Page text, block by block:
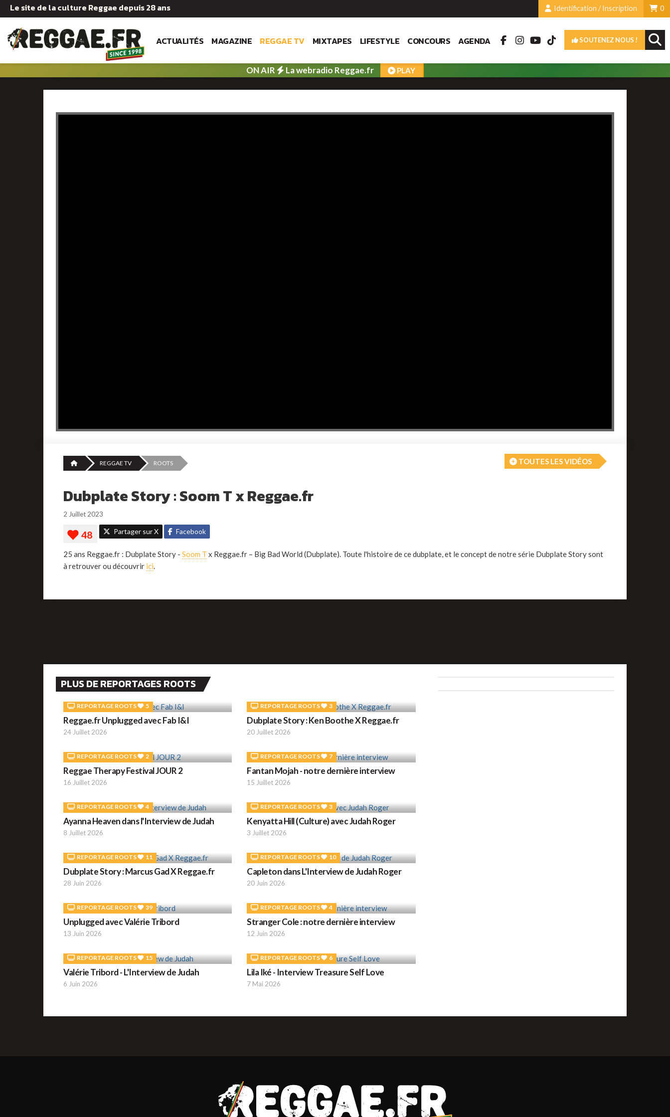
Le site de la culture Reggae depuis 28 ans 0
Identification / Inscription
ACTUALITÉS MAGAZINE REGGAE TV MIXTAPES LIFESTYLE CONCOURS AGENDA SOUTENEZ NOUS !
ON AIR La webradio Reggae.fr PLAY
REGGAE TV ROOTS TOUTES LES VIDÉOS
Dubplate Story : Soom T x Reggae.fr
2 Juillet 2023
Partager sur X Facebook
25 ans Reggae.fr : Dubplate Story - Soom T x Reggae.fr – Big Bad World (Dubplate). Toute l'histoire de ce dubplate, et le concept de notre série Dubplate Story sont
à retrouver ou découvrir ici.
PLUS DE REPORTAGES ROOTS
REPORTAGE ROOTS 5
Reggae.fr Unplugged avec Fab I&I
24 Juillet 2026
REPORTAGE ROOTS 3
Dubplate Story : Ken Boothe X Reggae.fr
20 Juillet 2026
REPORTAGE ROOTS 2
Reggae Therapy Festival JOUR 2
16 Juillet 2026
REPORTAGE ROOTS 7
Fantan Mojah - notre dernière interview
15 Juillet 2026
REPORTAGE ROOTS 4
Ayanna Heaven dans l'Interview de Judah
8 Juillet 2026
REPORTAGE ROOTS 3
Kenyatta Hill (Culture) avec Judah Roger
3 Juillet 2026
REPORTAGE ROOTS 11
Dubplate Story : Marcus Gad X Reggae.fr
28 Juin 2026
REPORTAGE ROOTS 10
Capleton dans L'Interview de Judah Roger
20 Juin 2026
REPORTAGE ROOTS 39
Unplugged avec Valérie Tribord
13 Juin 2026
REPORTAGE ROOTS 4
Stranger Cole : notre dernière interview
12 Juin 2026
REPORTAGE ROOTS 15
Valérie Tribord - L'Interview de Judah
6 Juin 2026
REPORTAGE ROOTS 6
Lila Iké - Interview Treasure Self Love
7 Mai 2026